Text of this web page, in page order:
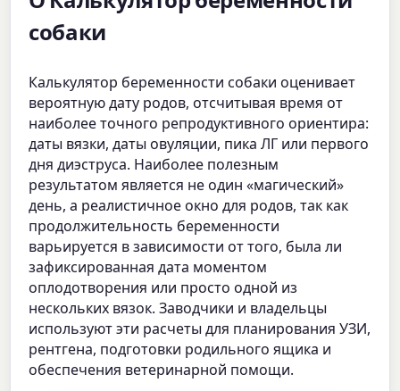
собаки
Калькулятор беременности собаки оценивает
вероятную дату родов, отсчитывая время от
наиболее точного репродуктивного ориентира:
даты вязки, даты овуляции, пика ЛГ или первого
дня диэструса. Наиболее полезным
результатом является не один «магический»
день, а реалистичное окно для родов, так как
продолжительность беременности
варьируется в зависимости от того, была ли
зафиксированная дата моментом
оплодотворения или просто одной из
нескольких вязок. Заводчики и владельцы
используют эти расчеты для планирования УЗИ,
рентгена, подготовки родильного ящика и
обеспечения ветеринарной помощи.